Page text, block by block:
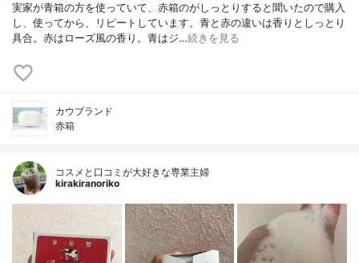
実家が青箱の方を使っていて、赤箱のがしっとりすると聞いたので購入
し、使ってから、リピートしています。青と赤の違いは香りとしっとり
具合。赤はローズ風の香り。青はジ…続きを見る
カウブランド
赤箱
コスメと口コミが大好きな専業主婦
kirakiranoriko